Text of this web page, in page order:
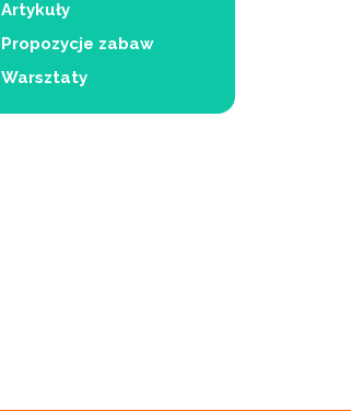
Artykuły
Propozycje zabaw
Warsztaty